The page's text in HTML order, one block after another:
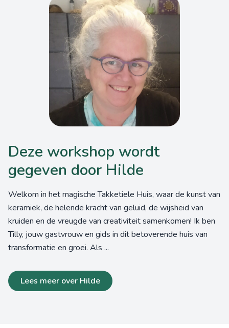
Deze workshop wordt
gegeven door Hilde
Welkom in het magische Takketiele Huis, waar de kunst van
keramiek, de helende kracht van geluid, de wijsheid van
kruiden en de vreugde van creativiteit samenkomen! Ik ben
Tilly, jouw gastvrouw en gids in dit betoverende huis van
transformatie en groei. Als ...
Lees meer over Hilde